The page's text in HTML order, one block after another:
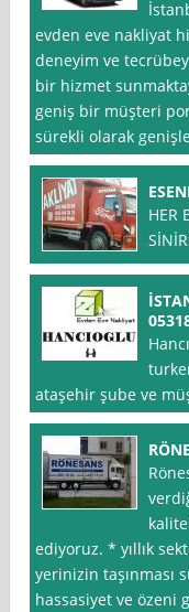
evden eve nakliyat
deneyim ve
bir hizmet
geniş bir müşteri
sürekli olarak
HER
ataşehir şube ve
ediyoruz. * yıllık
yerinizin taşınması
hassasiyet ve özeni